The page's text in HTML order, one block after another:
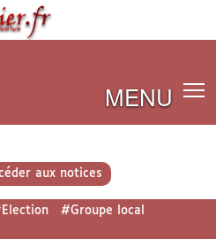
MENU
aux notices
#Groupe local